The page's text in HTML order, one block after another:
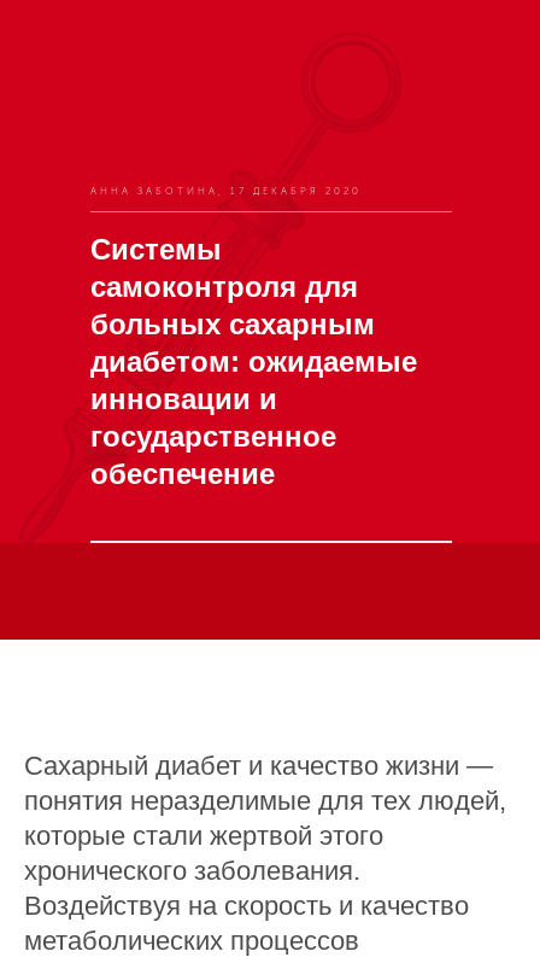
АННА ЗАБОТИНА, 17 ДЕКАБРЯ 2020
Системы
самоконтроля для
больных сахарным
диабетом: ожидаемые
инновации и
государственное
обеспечение
Сахарный диабет и качество жизни —
понятия неразделимые для тех людей,
которые стали жертвой этого
хронического заболевания.
Воздействуя на скорость и качество
метаболических процессов